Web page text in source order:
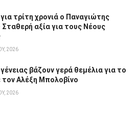
για τρίτη χρονιά ο Παναγιώτης
Σταθερή αξία για τους Νέους
2026
βάζουν γερά θεμέλια για το
τον Αλέξη Μπολοβίνο
2026